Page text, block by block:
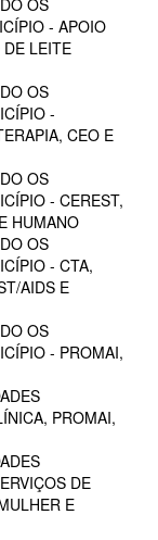
OS
- APOIO
LEITE
OS
-
CEO E
OS
- CEREST,
HUMANO
OS
- CTA,
AIDS E
OS
- PROMAI,
PROMAI,
DE
E